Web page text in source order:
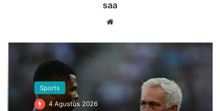
saa
Sports
4 Agustus 2026